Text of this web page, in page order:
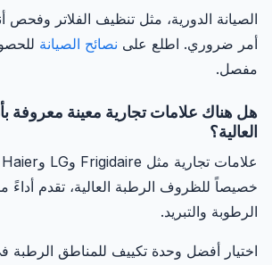
الصيانة الدورية، مثل تنظيف الفلاتر وفحص
أمر ضروري. اطلع على نصائح الصيانة
مفصل.
هل هناك علامات تجارية معينة معروفة
العالية؟
خصيصاً للظروف الرطبة العالية، تقدم أداءً
الرطوبة والتبريد.